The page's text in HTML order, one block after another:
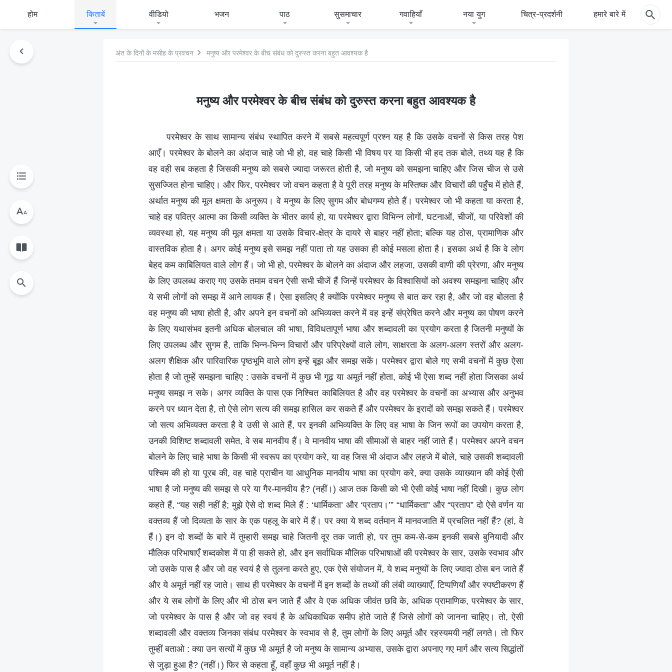
होम किताबें वीडियो भजन पाठ सुसमाचार गवाहियाँ नया युग चित्र-प्रदर्शनी हमारे बारे में
अंत के दिनों के मसीह के प्रवचन मनुष्य और परमेश्वर के बीच संबंध को दुरुस्त करना बहुत आवश्यक है
मनुष्य और परमेश्वर के बीच संबंध को दुरुस्त करना बहुत आवश्यक है
परमेश्वर के साथ सामान्य संबंध स्थापित करने में सबसे महत्वपूर्ण प्रश्न यह है कि उसके वचनों से किस तरह पेश
आएँ। परमेश्वर के बोलने का अंदाज चाहे जो भी हो, वह चाहे किसी भी विषय पर या किसी भी हद तक बोले, तथ्य यह है कि
वह वही सब कहता है जिसकी मनुष्य को सबसे ज्यादा जरूरत होती है, जो मनुष्य को समझना चाहिए और जिस चीज से उसे
सुसज्जित होना चाहिए। और फिर, परमेश्वर जो वचन कहता है वे पूरी तरह मनुष्य के मस्तिष्क और विचारों की पहुँच में होते हैं,
अर्थात मनुष्य की मूल क्षमता के अनुरूप। वे मनुष्य के लिए सुगम और बोधगम्य होते हैं। परमेश्वर जो भी कहता या करता है,
चाहे वह पवित्र आत्मा का किसी व्यक्ति के भीतर कार्य हो, या परमेश्वर द्वारा विभिन्न लोगों, घटनाओं, चीजों, या परिवेशों की
व्यवस्था हो, यह मनुष्य की मूल क्षमता या उसके विचार-क्षेत्र के दायरे से बाहर नहीं होता; बल्कि यह ठोस, प्रामाणिक और
वास्तविक होता है। अगर कोई मनुष्य इसे समझ नहीं पाता तो यह उसका ही कोई मसला होता है। इसका अर्थ है कि वे लोग
बेहद कम काबिलियत वाले लोग हैं। जो भी हो, परमेश्वर के बोलने का अंदाज और लहजा, उसकी वाणी की प्रेरणा, और मनुष्य
के लिए उपलब्ध कराए गए उसके तमाम वचन ऐसी सभी चीजें हैं जिन्हें परमेश्वर के विश्वासियों को अवश्य समझना चाहिए और
ये सभी लोगों को समझ में आने लायक हैं। ऐसा इसलिए है क्योंकि परमेश्वर मनुष्य से बात कर रहा है, और जो वह बोलता है
वह मनुष्य की भाषा होती है, और अपने इन वचनों को अभिव्यक्त करने में वह इन्हें संप्रेषित करने और मनुष्य का पोषण करने
के लिए यथासंभव इतनी अधिक बोलचाल की भाषा, विविधतापूर्ण भाषा और शब्दावली का प्रयोग करता है जितनी मनुष्यों के
लिए उपलब्ध और सुगम है, ताकि भिन्न-भिन्न विचारों और परिप्रेक्ष्यों वाले लोग, साक्षरता के अलग-अलग स्तरों और अलग-
अलग शैक्षिक और पारिवारिक पृष्ठभूमि वाले लोग इन्हें बूझ और समझ सकें। परमेश्वर द्वारा बोले गए सभी वचनों में कुछ ऐसा
होता है जो तुम्हें समझना चाहिए : उसके वचनों में कुछ भी गूढ़ या अमूर्त नहीं होता, कोई भी ऐसा शब्द नहीं होता जिसका अर्थ
मनुष्य समझ न सके। अगर व्यक्ति के पास एक निश्चित काबिलियत है और वह परमेश्वर के वचनों का अभ्यास और अनुभव
करने पर ध्यान देता है, तो ऐसे लोग सत्य की समझ हासिल कर सकते हैं और परमेश्वर के इरादों को समझ सकते हैं। परमेश्वर
जो सत्य अभिव्यक्त करता है वे उसी से आते हैं, पर इनकी अभिव्यक्ति के लिए वह भाषा के जिन रूपों का उपयोग करता है,
उनकी विशिष्ट शब्दावली समेत, वे सब मानवीय हैं। वे मानवीय भाषा की सीमाओं से बाहर नहीं जाते हैं। परमेश्वर अपने वचन
बोलने के लिए चाहे भाषा के किसी भी स्वरूप का प्रयोग करे, या वह जिस भी अंदाज और लहजे में बोले, चाहे उसकी शब्दावली
पश्चिम की हो या पूरब की, वह चाहे प्राचीन या आधुनिक मानवीय भाषा का प्रयोग करे, क्या उसके व्याख्यान की कोई ऐसी
भाषा है जो मनुष्य की समझ से परे या गैर-मानवीय है? (नहीं।) आज तक किसी को भी ऐसी कोई भाषा नहीं दिखी। कुछ लोग
कहते हैं, “यह सही नहीं है; मुझे ऐसे दो शब्द मिले हैं : ‘धार्मिकता’ और ‘प्रताप।’” “धार्मिकता” और “प्रताप” दो ऐसे वर्णन या
वक्तव्य हैं जो दिव्यता के सार के एक पहलू के बारे में हैं। पर क्या ये शब्द वर्तमान में मानवजाति में प्रचलित नहीं हैं? (हां, वे
हैं।) इन दो शब्दों के बारे में तुम्हारी समझ चाहे जितनी दूर तक जाती हो, पर तुम कम-से-कम इनकी सबसे बुनियादी और
मौलिक परिभाषाएँ शब्दकोश में पा ही सकते हो, और इन सर्वाधिक मौलिक परिभाषाओं की परमेश्वर के सार, उसके स्वभाव और
जो उसके पास है और जो वह स्वयं है से तुलना करते हुए, एक ऐसे संयोजन में, ये शब्द मनुष्यों के लिए ज्यादा ठोस बन जाते हैं
और ये अमूर्त नहीं रह जाते। साथ ही परमेश्वर के वचनों में इन शब्दों के तथ्यों की लंबी व्याख्याएँ, टिप्पणियाँ और स्पष्टीकरण हैं
और ये सब लोगों के लिए और भी ठोस बन जाते हैं और वे एक अधिक जीवंत छवि के, अधिक प्रामाणिक, परमेश्वर के सार,
जो परमेश्वर के पास है और जो वह स्वयं है के अधिकाधिक समीप होते जाते हैं जिसे लोगों को जानना चाहिए। तो, ऐसी
शब्दावली और वक्तव्य जिनका संबंध परमेश्वर के स्वभाव से है, तुम लोगों के लिए अमूर्त और रहस्यमयी नहीं लगते। तो फिर
तुम्हीं बताओ : क्या उन सत्यों में कुछ भी अमूर्त है जो मनुष्य के सामान्य अभ्यास, उसके द्वारा अपनाए गए मार्ग और सत्य सिद्धांतों
से जुड़ा हुआ है? (नहीं।) फिर से कहता हूँ, वहाँ कुछ भी अमूर्त नहीं है।